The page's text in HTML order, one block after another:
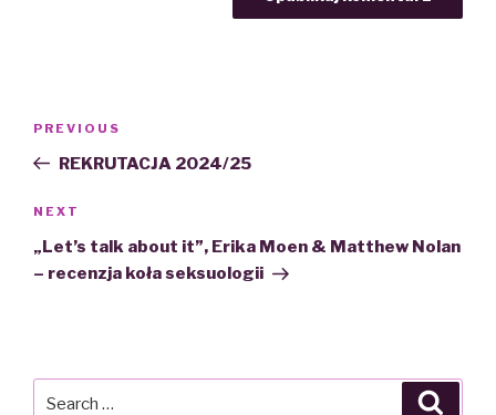
Previous
Post
PREVIOUS
REKRUTACJA 2024/25
Next
Post
NEXT
„Let’s talk about it”, Erika Moen & Matthew Nolan
– recenzja koła seksuologii